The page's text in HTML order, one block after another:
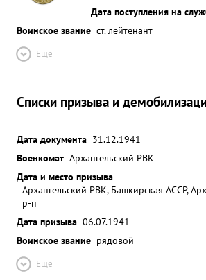
Дата поступления на
Воинское звание ст. лейтенант
Ещё
Списки призыва и
Дата документа 31.12.1941
Военкомат Архангельский РВК
Дата и место призыва
Архангельский РВК, Башкирская АССР,
р-н
Дата призыва 06.07.1941
Воинское звание рядовой
Ещё